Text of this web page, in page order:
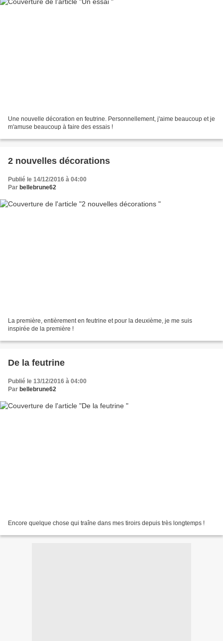
Une nouvelle décoration en feutrine. Personnellement, j'aime beaucoup et je
m'amuse beaucoup à faire des essais !
2 nouvelles décorations
Publié le 14/12/2016 à 04:00
Par bellebrune62
La première, entièrement en feutrine et pour la deuxième, je me suis
inspirée de la première !
De la feutrine
Publié le 13/12/2016 à 04:00
Par bellebrune62
Encore quelque chose qui traîne dans mes tiroirs depuis très longtemps !